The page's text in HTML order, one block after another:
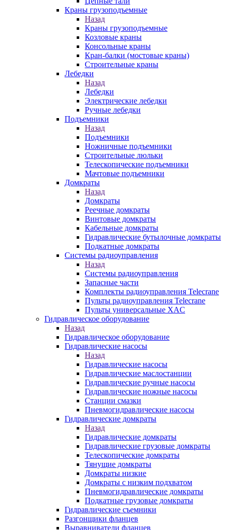
Краны грузоподъемные
Назад
Краны грузоподъемные
Козловые краны
Консольные краны
Кран-балки (мостовые краны)
Строительные краны
Лебедки
Назад
Лебедки
Электрические лебедки
Ручные лебедки
Подъемники
Назад
Подъемники
Ножничные подъемники
Строительные люльки
Телескопические подъемники
Мачтовые подъемники
Домкраты
Назад
Домкраты
Реечные домкраты
Винтовые домкраты
Кабельные домкраты
Гидравлические бутылочные домкраты
Подкатные домкраты
Системы радиоуправления
Назад
Системы радиоуправления
Запасные части
Комплекты радиоуправления Telecrane
Пульты радиоуправления Telecrane
Пульты универсальные XAC
Гидравлическое оборудование
Назад
Гидравлическое оборудование
Гидравлические насосы
Назад
Гидравлические насосы
Гидравлические маслостанции
Гидравлические ручные насосы
Гидравлические ножные насосы
Станции смазки
Пневмогидравлические насосы
Гидравлические домкраты
Назад
Гидравлические домкраты
Гидравлические грузовые домкраты
Телескопические домкраты
Тянущие домкраты
Домкраты низкие
Домкраты с низким подхватом
Пневмогидравлические домкраты
Подкатные грузовые домкраты
Гидравлические съемники
Разгонщики фланцев
Выравниватели фланцев